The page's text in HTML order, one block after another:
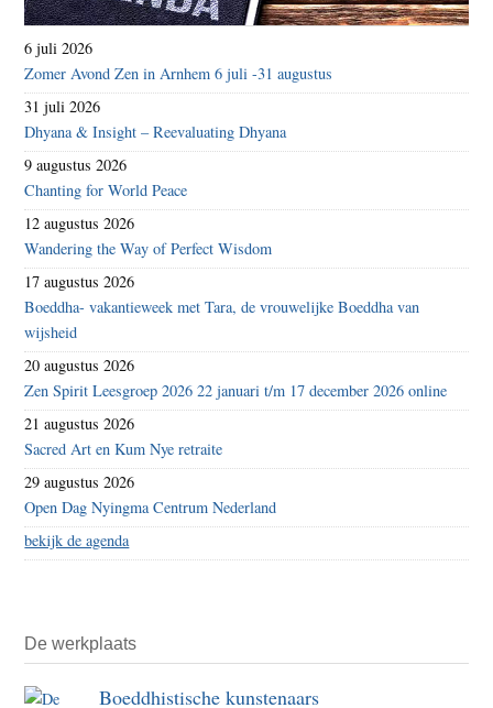
6 juli 2026
Zomer Avond Zen in Arnhem 6 juli -31 augustus
31 juli 2026
Dhyana & Insight – Reevaluating Dhyana
9 augustus 2026
Chanting for World Peace
12 augustus 2026
Wandering the Way of Perfect Wisdom
17 augustus 2026
Boeddha- vakantieweek met Tara, de vrouwelijke Boeddha van
wijsheid
20 augustus 2026
Zen Spirit Leesgroep 2026 22 januari t/m 17 december 2026 online
21 augustus 2026
Sacred Art en Kum Nye retraite
29 augustus 2026
Open Dag Nyingma Centrum Nederland
bekijk de agenda
De werkplaats
Boeddhistische kunstenaars